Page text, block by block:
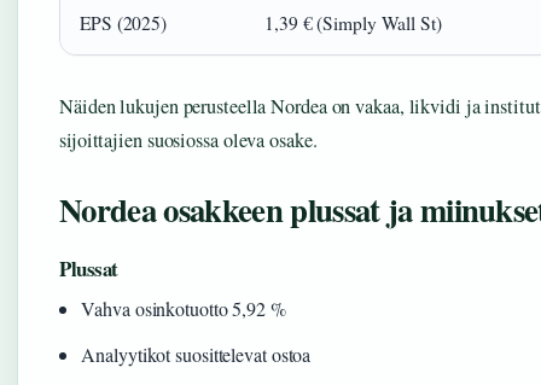
EPS (2025) 1,39 € (Simply Wall St)
Näiden lukujen perusteella Nordea on vakaa, likvidi ja
sijoittajien suosiossa oleva osake.
Nordea osakkeen plussat ja
Plussat
Vahva osinkotuotto 5,92 %
Analyytikot suosittelevat ostoa